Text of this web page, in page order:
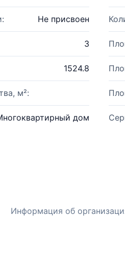
Не присвоен
3
1524.8
м²:
дом
Информация об